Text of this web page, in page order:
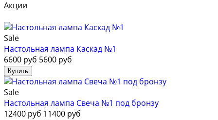
Акции
Sale
Настольная лампа Каскад №1
6600 руб 5600 руб
Sale
Настольная лампа Свеча №1 под бронзу
12400 руб 11400 руб